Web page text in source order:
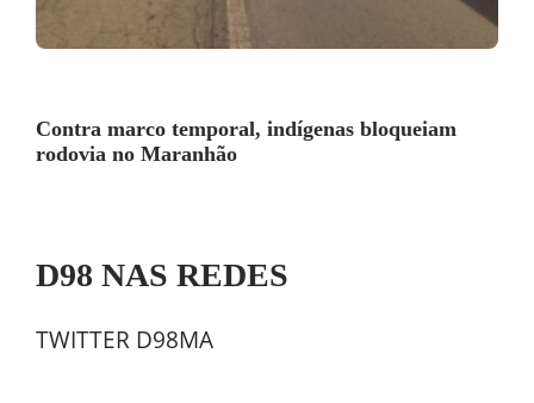
Contra marco temporal, indígenas bloqueiam
rodovia no Maranhão
D98 NAS REDES
TWITTER D98MA